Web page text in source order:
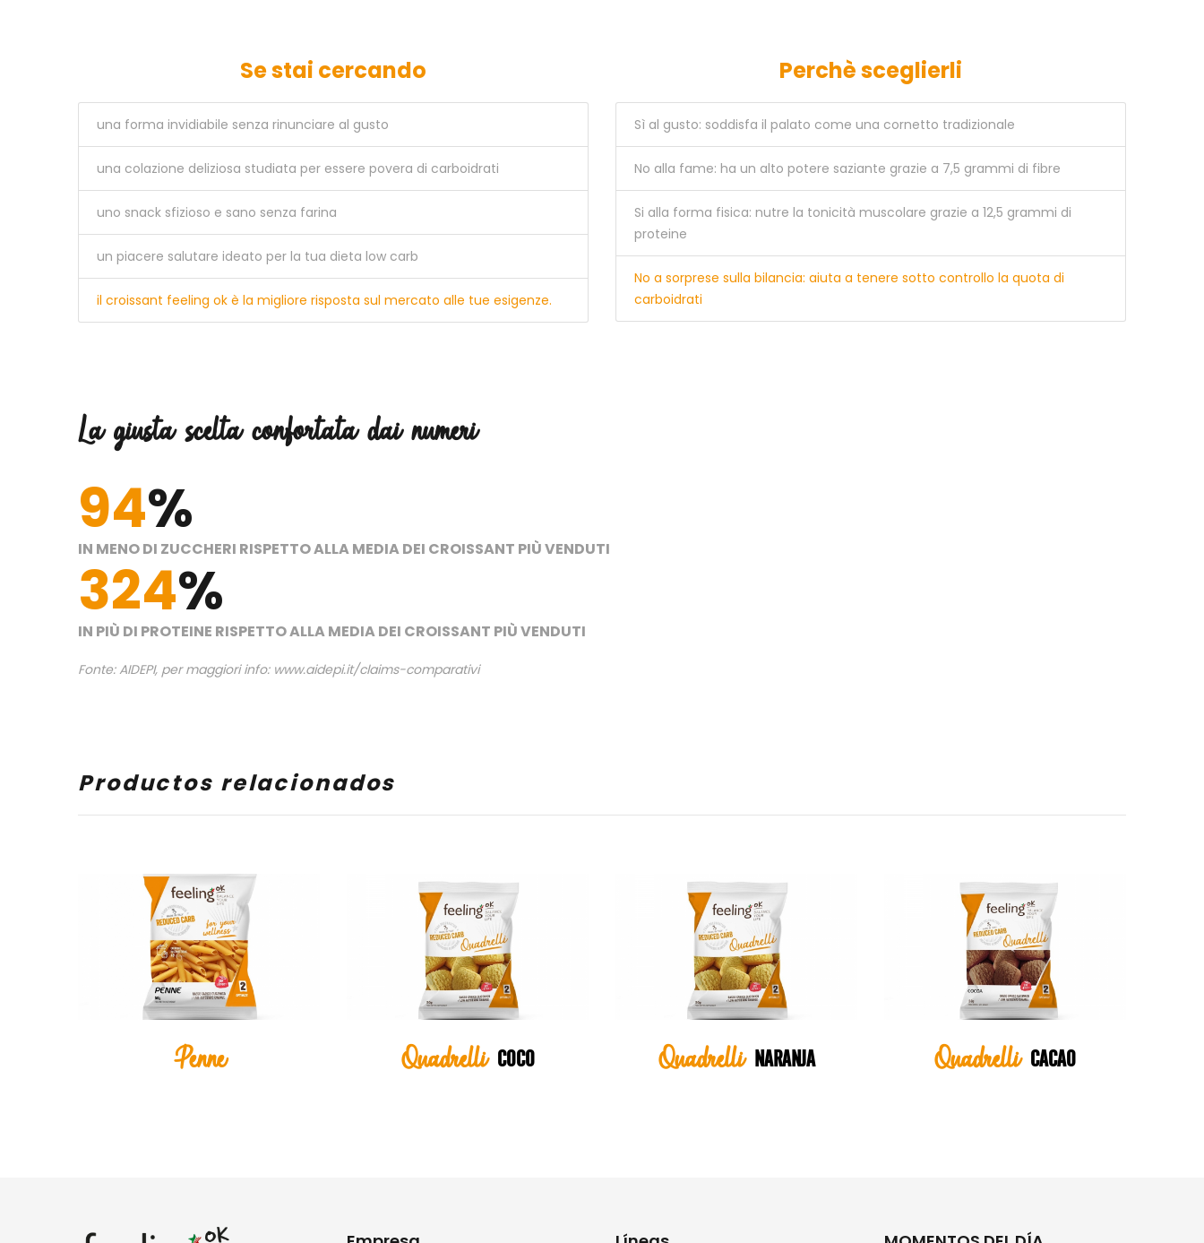
Se stai cercando
una forma invidiabile senza rinunciare al gusto
una colazione deliziosa studiata per essere povera di carboidrati
uno snack sfizioso e sano senza farina
un piacere salutare ideato per la tua dieta low carb
il croissant feeling ok è la migliore risposta sul mercato alle tue esigenze.
Perchè sceglierli
Sì al gusto: soddisfa il palato come una cornetto tradizionale
No alla fame: ha un alto potere saziante grazie a 7,5 grammi di fibre
Si alla forma fisica: nutre la tonicità muscolare grazie a 12,5 grammi di
proteine
No a sorprese sulla bilancia: aiuta a tenere sotto controllo la quota di
carboidrati
La giusta scelta confortata dai numeri
94%
IN MENO DI ZUCCHERI RISPETTO ALLA MEDIA DEI CROISSANT PIÙ VENDUTI
324%
IN PIÙ DI PROTEINE RISPETTO ALLA MEDIA DEI CROISSANT PIÙ VENDUTI
Fonte: AIDEPI, per maggiori info: www.aidepi.it/claims-comparativi
Productos relacionados
Penne Quadrelli COCO Quadrelli NARANJA Quadrelli CACAO